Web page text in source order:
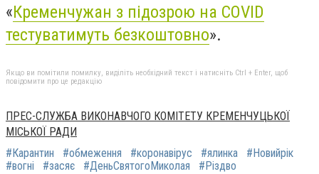
«Кременчужан з підозрою на COVID
тестуватимуть безкоштовно».
Якщо ви помітили помилку, виділіть необхідний текст і натисніть Ctrl + Enter, щоб
повідомити про це редакцію
ПРЕС-СЛУЖБА ВИКОНАВЧОГО КОМІТЕТУ КРЕМЕНЧУЦЬКОЇ
МІСЬКОЇ РАДИ
#Карантин
#обмеження #коронавірус #ялинка
#Новийрік
#вогні
#засяє #ДеньСвятогоМиколая #Різдво